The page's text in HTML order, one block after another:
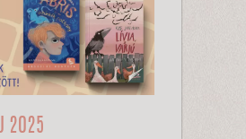
2025